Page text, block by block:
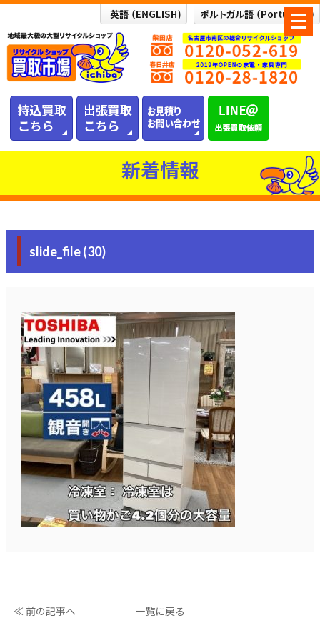
メ
ニ
ュ
ー
新着情報
slide_file (30)
≪ 前の記事へ 一覧に戻る